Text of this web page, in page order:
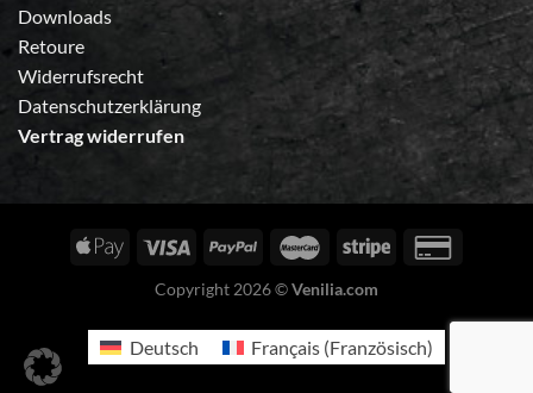
Downloads
Retoure
Widerrufsrecht
Datenschutzerklärung
Vertrag widerrufen
Copyright 2026 ©Venilia.com
Deutsch Français(Französisch)